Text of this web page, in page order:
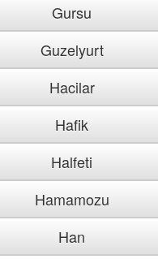
Gursu
Guzelyurt
Hacilar
Hafik
Halfeti
Hamamozu
Han